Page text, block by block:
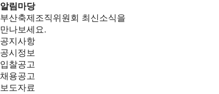
알림마당
부산축제조직위원회 최신소식을
만나보세요.
공지사항
공시정보
입찰공고
채용공고
보도자료